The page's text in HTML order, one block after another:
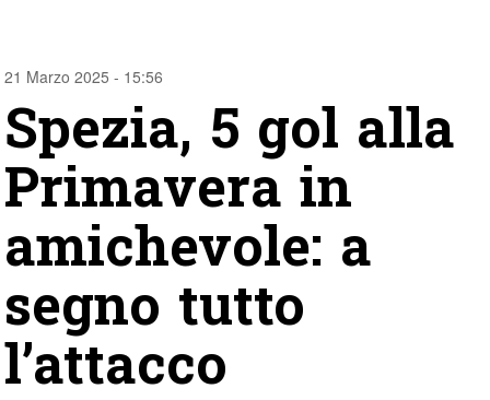
21 Marzo 2025 - 15:56
Spezia, 5 gol alla
Primavera in
amichevole: a
segno tutto
l’attacco